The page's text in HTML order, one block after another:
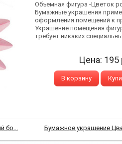
Объемная фигура -Цветок
Бумажные украшения
оформления помещений к
Украшение помещения
требует никаких
Цена: 195
В корзину
бо... Бумажное украшение